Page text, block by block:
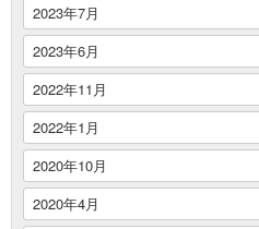
2023年7月
2023年6月
2022年11月
2022年1月
2020年10月
2020年4月